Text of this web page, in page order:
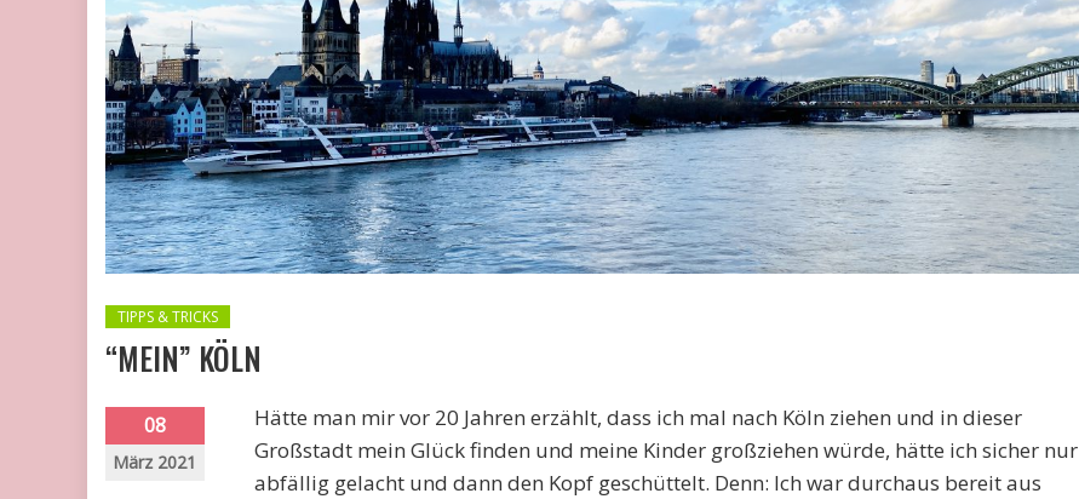
TIPPS & TRICKS
“MEIN” KÖLN
08
März 2021
Hätte man mir vor 20 Jahren erzählt, dass ich mal nach Köln ziehen und in dieser
Großstadt mein Glück finden und meine Kinder großziehen würde, hätte ich sicher nur
abfällig gelacht und dann den Kopf geschüttelt. Denn: Ich war durchaus bereit aus